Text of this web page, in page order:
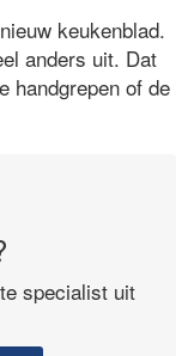
keukenblad.
anders uit. Dat
handgrepen of de
specialist uit